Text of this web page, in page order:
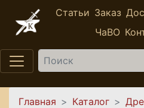
Перейти к основному
Статьи Заказ
ЧаВО
Найти
Вы здесь
Главная Каталог